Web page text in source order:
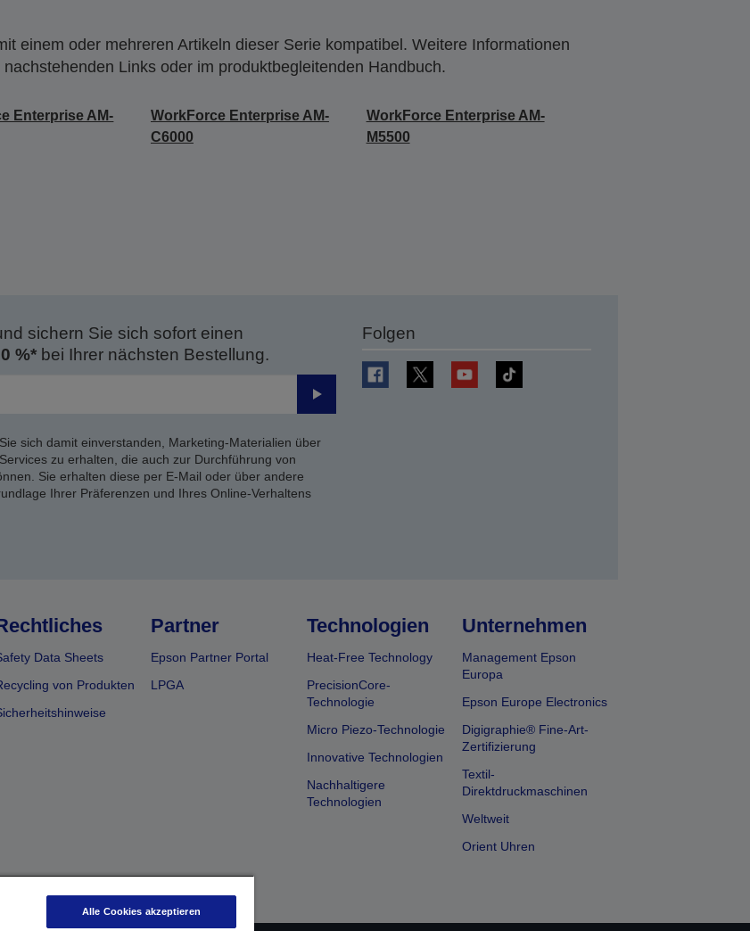
einem oder mehreren Artikeln dieser Serie kompatibel. Weitere Informationen
Links oder im produktbegleitenden Handbuch.
Enterprise AM-
WorkForce Enterprise AM-
C6000
WorkForce Enterprise AM-
M5500
sichern Sie sich sofort einen
%*bei Ihrer nächsten Bestellung.
Senden
sich damit einverstanden, Marketing-Materialien über
zu erhalten, die auch zur Durchführung von
Sie erhalten diese per E-Mail oder über andere
Ihrer Präferenzen und Ihres Online-Verhaltens
Folgen
Data Sheets
von Produkten
Partner
Epson Partner Portal
LPGA
Technologien
Heat-Free Technology
PrecisionCore-
Technologie
Micro Piezo-Technologie
Innovative Technologien
Nachhaltigere
Technologien
Unternehmen
Management Epson
Europa
Epson Europe Electronics
Digigraphie® Fine-Art-
Zertifizierung
Textil-
Direktdruckmaschinen
Weltweit
Orient Uhren
Alle Cookies akzeptieren